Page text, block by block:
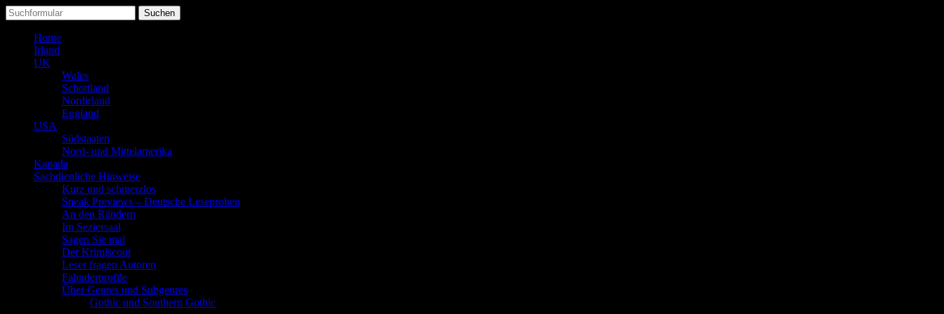
Suchen
nach:
Home
Irland
UK
Wales
Schottland
Nordirland
England
USA
Südstaaten
Nord- und Mittelamerika
Kanada
Sachdienliche Hinweise
Kurz und schmerzlos
Sneak Previews – Deutsche Leseproben
An den Rändern
Im Seziersaal
Sagen Sie mal
Der Krimiscout
Leser fragen Autoren
Fahnderprofile
Über Genres und Subgenres
Gothic und Southern Gothic